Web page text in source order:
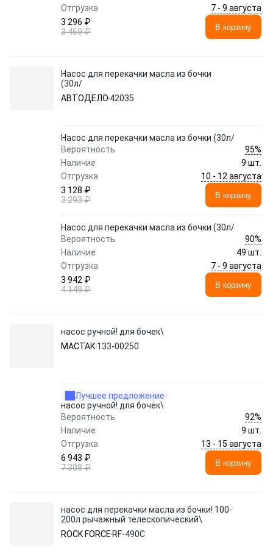
Отгрузка
7 - 9 августа
3 296 ₽
3 469 ₽
В корзину
Насос для перекачки масла из бочки
(30л/
АВТОДЕЛО 42035
Насос для перекачки масла из бочки (30л/
Вероятность
95%
Наличие
9 шт.
Отгрузка
10 - 12 августа
3 128 ₽
3 293 ₽
В корзину
Насос для перекачки масла из бочки (30л/
Вероятность
90%
Наличие
49 шт.
Отгрузка
7 - 9 августа
3 942 ₽
4 149 ₽
В корзину
насос ручной! для бочек\
МАСТАК 133-00250
Лучшее предложение
насос ручной! для бочек\
Вероятность
92%
Наличие
9 шт.
Отгрузка
13 - 15 августа
6 943 ₽
7 308 ₽
В корзину
насос для перекачки масла из бочки! 100-
200л рычажный телескопический\
ROCK FORCE RF-490C